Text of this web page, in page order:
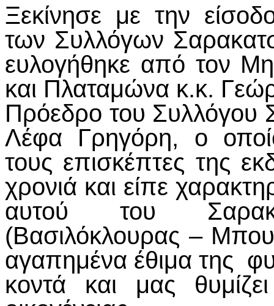
Ξεκίνησε με την
των Συλλόγων
ευλογήθηκε από τον
και Πλαταμώνα κ.κ.
Πρόεδρο του Συλλόγου
Λέφα Γρηγόρη, ο
τους επισκέπτες της
χρονιά και είπε
αυτού του
(Βασιλόκλουρας –
αγαπημένα έθιμα της
κοντά και μας